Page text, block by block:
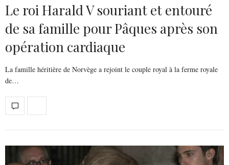
Le roi Harald V souriant et entouré
de sa famille pour Pâques après son
opération cardiaque
La famille héritière de Norvège a rejoint le couple royal à la ferme royale
de…